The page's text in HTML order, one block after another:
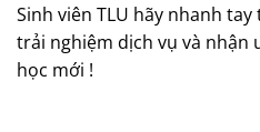
Sinh viên TLU hãy nhanh
trải nghiệm dịch vụ và nhận
học mới !